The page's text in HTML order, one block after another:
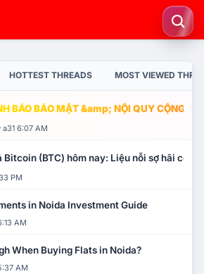
HOTTEST THREADS MOST VIEWED
BÁO BẢO MẬT &amp; NỘI QUY CỘNG
6:07 AM
Bitcoin (BTC) hôm nay: Liệu nỗi sợ hãi có
PM
in Noida Investment Guide
AM
When Buying Flats in Noida?
AM